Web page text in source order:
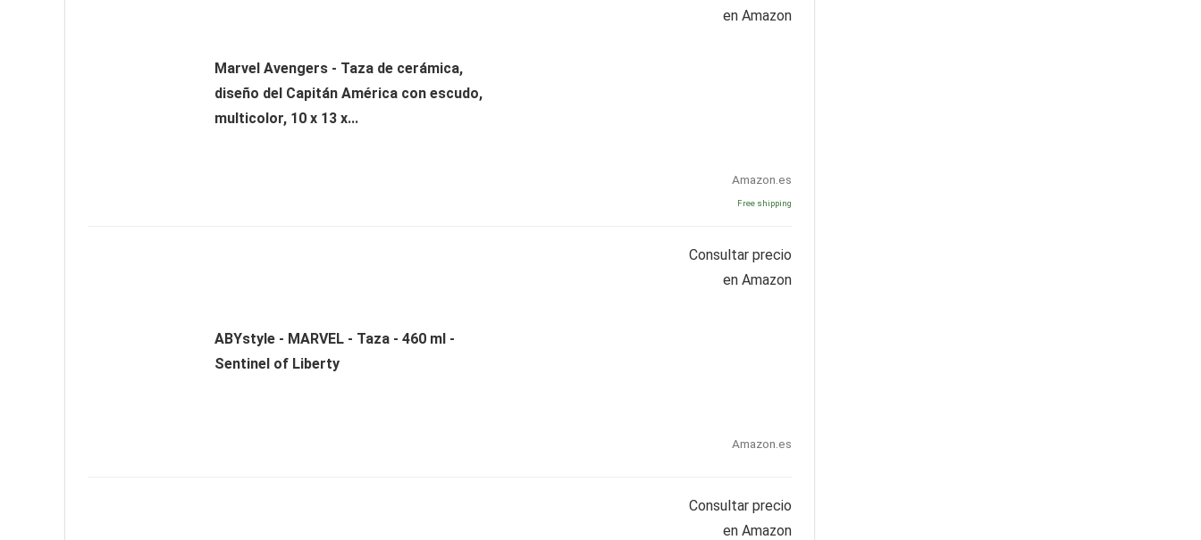
Marvel Avengers - Taza de cerámica,
diseño del Capitán América con escudo,
multicolor, 10 x 13 x...
en Amazon
Amazon.es
Free shipping
ABYstyle - MARVEL - Taza - 460 ml -
Sentinel of Liberty
Consultar precio
en Amazon
Amazon.es
Consultar precio
en Amazon